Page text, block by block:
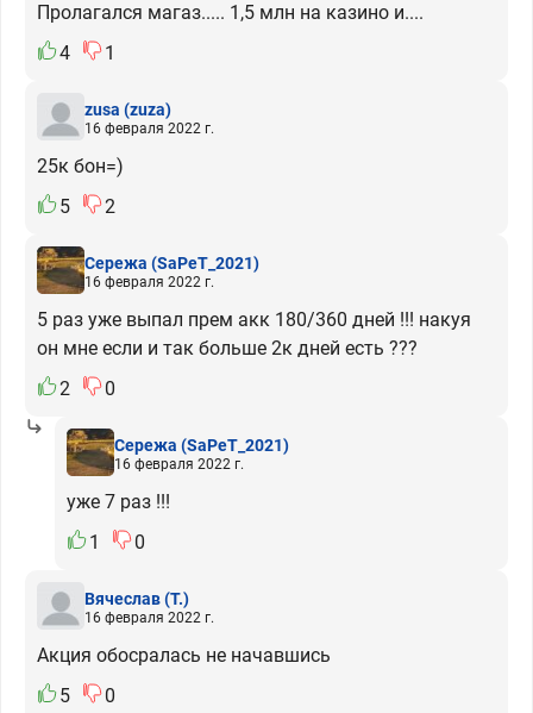
Пролагался магаз..... 1,5 млн на казино и....
4
1
zusa (zuza)
16 февраля 2022 г.
25к бон=)
5
2
Сережа (SaPeT_2021)
16 февраля 2022 г.
5 раз уже выпал прем акк 180/360 дней !!! накуя
он мне если и так больше 2к дней есть ???
2
0
Сережа (SaPeT_2021)
16 февраля 2022 г.
уже 7 раз !!!
1
0
Вячеслав(T.)
16 февраля 2022 г.
Акция обосралась не начавшись
5
0